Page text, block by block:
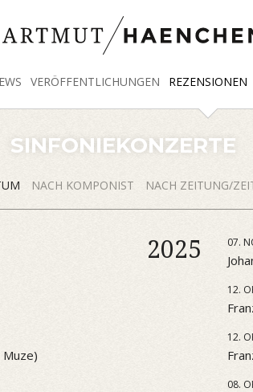
VERÖFFENTLICHUNGEN REZENSIONEN
SINFONIEKONZERTE
NACH KOMPONIST NACH ZEITUNG/
Muze)
2025 07.
12.
12.
08.